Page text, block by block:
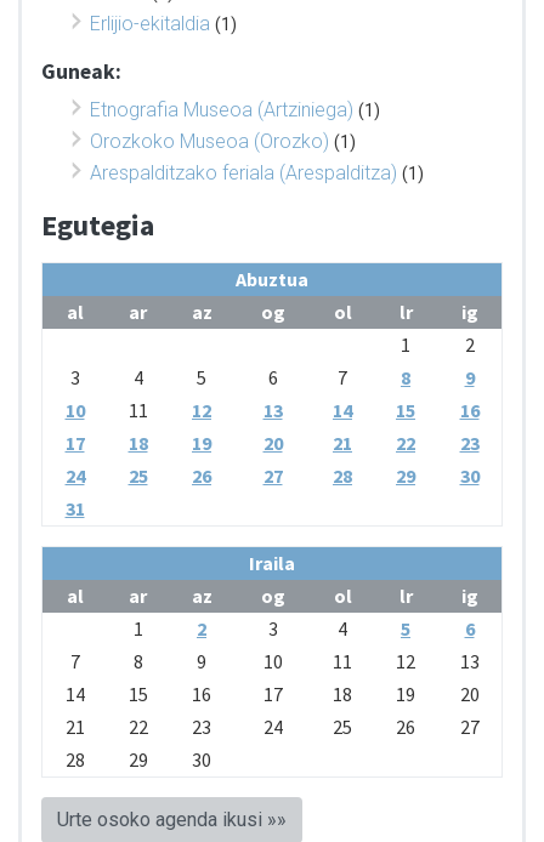
Erlijio-ekitaldia (1)
Guneak:
Etnografia Museoa (Artziniega) (1)
Orozkoko Museoa (Orozko) (1)
Arespalditzako feriala (Arespalditza) (1)
Egutegia
Abuztua
al
ar az og ol lr
ig
1
2
3
4 5 6 7 8
9
10
11 12 13 14 15
16
17
18 19 20 21 22
23
24
25 26 27 28 29
30
31
Iraila
al
ar az og ol lr
ig
1
2 3 4 5
6
7
8 9 10 11 12
13
14
15 16 17 18 19
20
21
22 23 24 25 26
27
28
29 30
Urte osoko agenda ikusi »»